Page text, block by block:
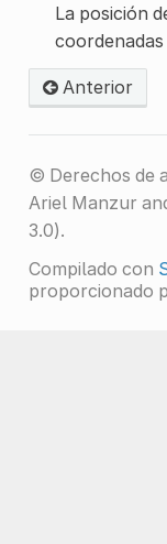
La posición
Anterior
© Derechos de
Ariel Manzur
3.0).
Compilado con
proporcionado